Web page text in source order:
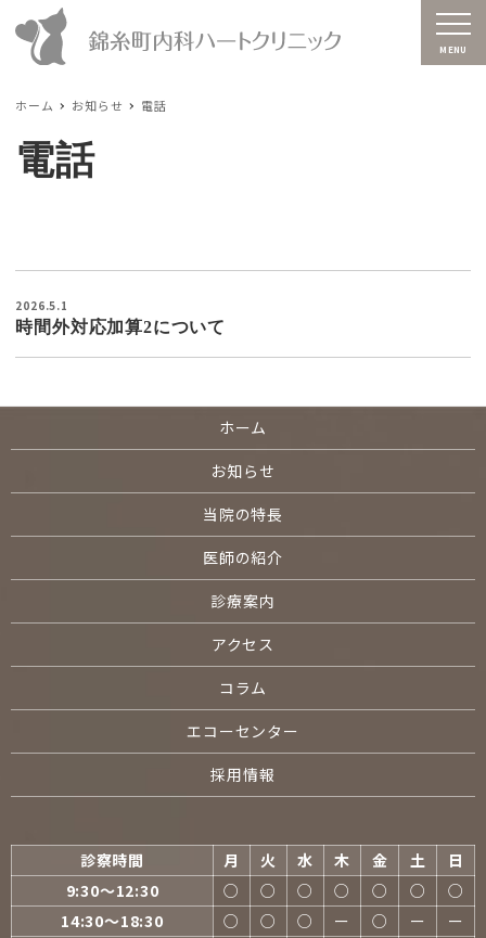
MENU
ホーム お知らせ 電話
電話
2026.5.1
時間外対応加算2について
ホーム
お知らせ
当院の特長
医師の紹介
診療案内
アクセス
コラム
エコーセンター
採用情報
診察時間 月 火 水 木 金 土
日
9:30〜12:30
○ ○ ○ ○ ○ ○
○
14:30〜18:30
○ ○ ○ ー ○ ー
ー